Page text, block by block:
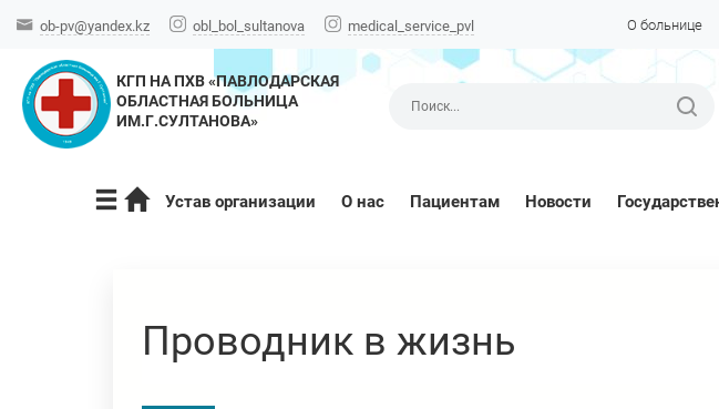
ob-pv@yandex.kz obl_bol_sultanova medical_service_pvl О больнице
КГП НА ПХВ «ПАВЛОДАРСКАЯ
ОБЛАСТНАЯ БОЛЬНИЦА
ИМ.Г.СУЛТАНОВА»
Устав организации О нас Пациентам Новости
Проводник в жизнь